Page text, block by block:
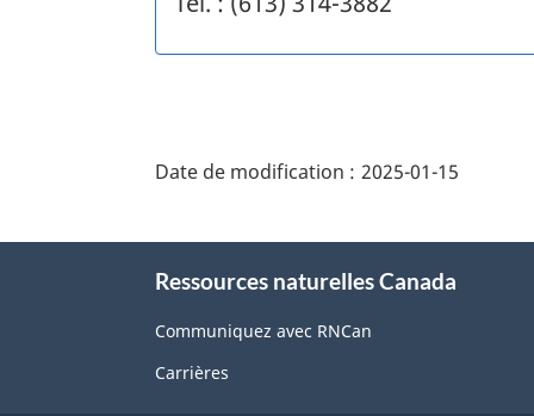
de
page"
Date de modification : 2025-01-15
Ressources naturelles Canada
Communiquez avec RNCan
Carrières